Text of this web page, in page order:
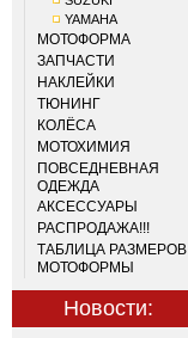
YAMAHA
МОТОФОРМА
ЗАПЧАСТИ
НАКЛЕЙКИ
ТЮНИНГ
КОЛЁСА
МОТОХИМИЯ
ПОВСЕДНЕВНАЯ
ОДЕЖДА
АКСЕССУАРЫ
РАСПРОДАЖА!!!
ТАБЛИЦА РАЗМЕРОВ
МОТОФОРМЫ
Новости: